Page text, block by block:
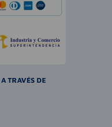
TRAVÉS DE